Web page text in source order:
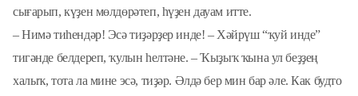
сығарып, күҙен мөлдөрәтеп, һүҙен дауам итте.
– Нимә тиһендәр! Эсә тиҙәр­ҙер инде! – Хәйрүш “ҡуй инде”
тигәнде белдереп, ҡулын һелтәне. – Ҡыҙыҡ ҡына ул беҙҙең
халыҡ, тота ла мине эсә, тиҙәр. Әлдә бер мин бар әле. Как будто